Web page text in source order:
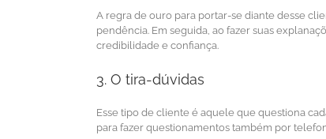
A regra de ouro para portar-se diante desse
pendência. Em seguida, ao fazer suas
credibilidade e confiança.
3. O tira-dúvidas
Esse tipo de cliente é aquele que questiona
para fazer questionamentos também por